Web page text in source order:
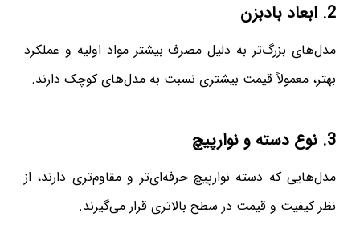
2. ابعاد بادبزن
مدل‌های بزرگ‌تر به دلیل مصرف بیشتر مواد اولیه و عملکرد
بهتر، معمولاً قیمت بیشتری نسبت به مدل‌های کوچک دارند.
3. نوع دسته و نوارپیچ
مدل‌هایی که دسته نوارپیچ حرفه‌ای‌تر و مقاوم‌تری دارند، از
نظر کیفیت و قیمت در سطح بالاتری قرار می‌گیرند.